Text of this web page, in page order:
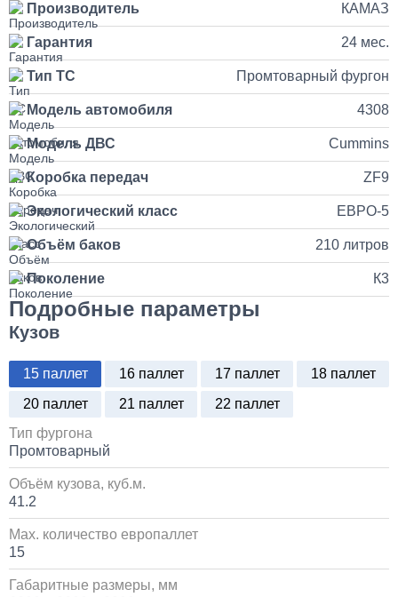
150 000
от 5 до 10 дней
Установка и подключение рации с антенной на КАМАЗ
35 000
1 день
Установка продувочного пистолета в кабину
3 500
Установка системы контроля положения
самосвального кузова
1 день
Производитель КАМАЗ
Гарантия 24 мес.
Тип ТС Промтоварный фургон
Модель автомобиля 4308
Модель ДВС Cummins
Коробка передач ZF9
Экологический класс ЕВРО-5
Объём баков 210 литров
Поколение К3
Подробные параметры
Кузов
15 паллет 16 паллет 17 паллет
18 паллет
20 паллет
21 паллет
22 паллет
Тип фургона
Промтоварный
Объём кузова, куб.м.
41.2
Max. количество европаллет
15
Габаритные размеры, мм